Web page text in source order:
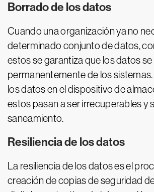
Borrado de los datos
Cuando una organización ya no
determinado conjunto de datos,
estos se garantiza que los datos se
permanentemente de los
los datos en el dispositivo de
estos pasan a ser irrecuperables y
saneamiento.
Resiliencia de los datos
La resiliencia de los datos es el
creación de copias de seguridad